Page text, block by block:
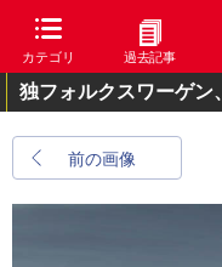
カテゴリ 過去記事
独フォルクスワーゲ
前の画像